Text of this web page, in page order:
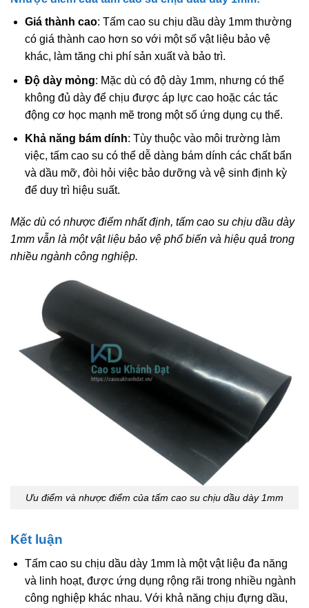
Giá thành cao: Tấm cao su chịu dầu dày 1mm thường
có giá thành cao hơn so với một số vật liệu bảo vệ
khác, làm tăng chi phí sản xuất và bảo trì.
Độ dày mỏng: Mặc dù có độ dày 1mm, nhưng có thể
không đủ dày để chịu được áp lực cao hoặc các tác
động cơ học mạnh mẽ trong một số ứng dụng cụ thể.
Khả năng bám dính: Tùy thuộc vào môi trường làm
việc, tấm cao su có thể dễ dàng bám dính các chất bẩn
và dầu mỡ, đòi hỏi việc bảo dưỡng và vệ sinh định kỳ
để duy trì hiệu suất.
Mặc dù có nhược điểm nhất định, tấm cao su chịu dầu dày
1mm vẫn là một vật liệu bảo vệ phổ biến và hiệu quả trong
nhiều ngành công nghiệp.
Ưu điểm và nhược điểm của tấm cao su chịu dầu dày 1mm
Kết luận
Tấm cao su chịu dầu dày 1mm là một vật liệu đa năng
và linh hoạt, được ứng dụng rộng rãi trong nhiều ngành
công nghiệp khác nhau. Với khả năng chịu đựng dầu,